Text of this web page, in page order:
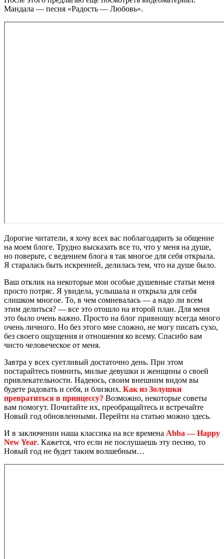
Мандала — песня «Радость — Любовь».
Дорогие читатели, я хочу всех вас поблагодарить за общение
на моем блоге. Трудно высказать все то, что у меня на душе,
но поверьте, с ведением блога я так многое для себя открыла.
Я старалась быть искренней, делилась тем, что на душе было.
Ваш отклик на некоторые мои особые душевные статьи меня
просто потряс. Я увидела, услышала и открыла для себя
слишком многое. То, в чем сомневалась — а надо ли всем
этим делиться? — все это отошло на второй план. Для меня
это было очень важно. Просто на блог привношу всегда много
очень личного. Но без этого мне сложно, не могу писать сухо,
без своего ощущения и отношения ко всему. Спасибо вам
чисто человеческое от меня.
Завтра у всех суетливый достаточно день. При этом
постарайтесь помнить, милые девушки и женщины о своей
привлекательности. Надеюсь, своим внешним видом вы
будете радовать и себя, и близких. Как из Золушки
превратиться в принцессу? Возможно, некоторые советы
вам помогут. Почитайте их, преобращайтесь и встречайте
Новый год обновленными. Перейти на статью можно здесь.
И в заключении наша классика на все времена Abba — Happy
New Year. Кажется, что если не послушаешь эту песню, то
Новый год не будет таким волшебным…